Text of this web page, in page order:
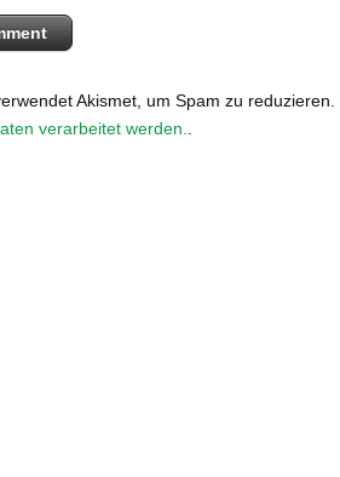
Akismet, um Spam zu reduzieren.
verarbeitet werden.